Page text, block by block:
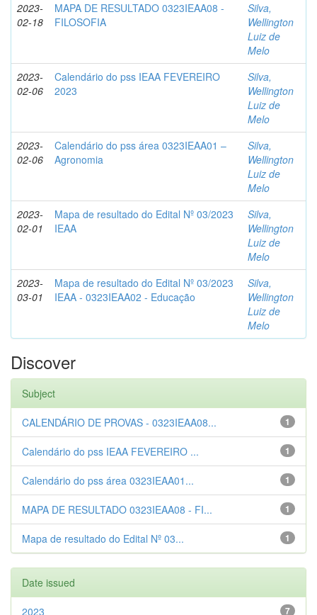
2023-
02-18
MAPA DE RESULTADO 0323IEAA08 -
FILOSOFIA
Silva,
Wellington
Luiz de
Melo
2023-
02-06
Calendário do pss IEAA FEVEREIRO
2023
Silva,
Wellington
Luiz de
Melo
2023-
02-06
Calendário do pss área 0323IEAA01 –
Agronomia
Silva,
Wellington
Luiz de
Melo
2023-
02-01
Mapa de resultado do Edital Nº 03/2023
IEAA
Silva,
Wellington
Luiz de
Melo
2023-
03-01
Mapa de resultado do Edital Nº 03/2023
IEAA - 0323IEAA02 - Educação
Silva,
Wellington
Luiz de
Melo
Discover
Subject
1
CALENDÁRIO DE PROVAS - 0323IEAA08...
1
Calendário do pss IEAA FEVEREIRO ...
1
Calendário do pss área 0323IEAA01...
1
MAPA DE RESULTADO 0323IEAA08 - FI...
1
Mapa de resultado do Edital Nº 03...
Date issued
7
2023